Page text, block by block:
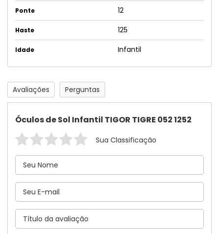
Ponte 12
Haste 125
Idade Infantil
Avaliações Perguntas
Óculos de Sol Infantil TIGOR TIGRE 052 1252
Sua Classificação